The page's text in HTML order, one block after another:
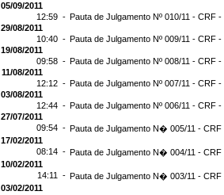
05/09/2011
12:59 - Pauta de Julgamento Nº 010/11 - CRF -
29/08/2011
10:40 - Pauta de Julgamento Nº 009/11 - CRF -
19/08/2011
09:58 - Pauta de Julgamento Nº 008/11 - CRF -
11/08/2011
12:12 - Pauta de Julgamento Nº 007/11 - CRF -
03/08/2011
12:44 - Pauta de Julgamento Nº 006/11 - CRF -
27/07/2011
09:54 - Pauta de Julgamento N� 005/11 - CRF
17/02/2011
08:14 - Pauta de Julgamento N� 004/11 - CRF
10/02/2011
14:11 - Pauta de Julgamento N� 003/11 - CRF
03/02/2011